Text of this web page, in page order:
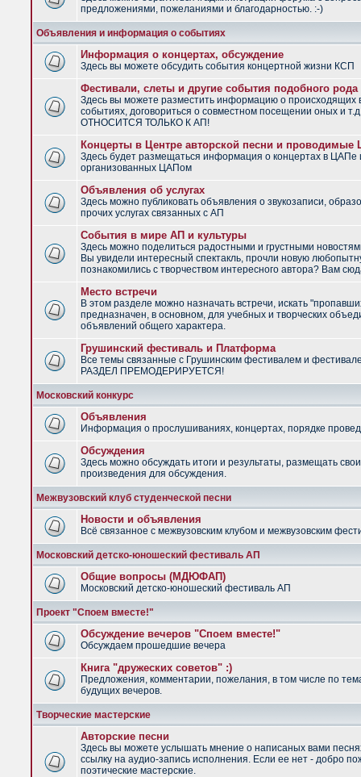
предложениями, пожеланиями и благодарностью. :-)
Объявления и информация о событиях
Информация о концертах, обсуждение
Здесь вы можете обсудить события концертной жизни КСП
Фестивали, слеты и другие события подобного рода
Здесь вы можете разместить информацию о
событиях, договориться о совместном посещении оных и
ОТНОСИТСЯ ТОЛЬКО К АП!
Концерты в Центре авторской песни и
Здесь будет размещаться информация о концертах в ЦАПе
организованных ЦАПом
Объявления об услугах
Здесь можно публиковать объявления о звукозаписи,
прочих услугах связанных с АП
События в мире АП и культуры
Здесь можно поделиться радостными и грустными
Вы увидели интересный спектакль, прочли новую
познакомились с творчеством интересного автора? Вам
Место встречи
В этом разделе можно назначать встречи, искать
предназначен, в основном, для учебных и творческих
объявлений общего характера.
Грушинский фестиваль и Платформа
Все темы связанные с Грушинским фестивалем и
РАЗДЕЛ ПРЕМОДЕРИРУЕТСЯ!
Московский конкурс
Объявления
Информация о прослушиваниях, концертах, порядке
Обсуждения
Здесь можно обсуждать итоги и результаты, размещать
произведения для обсуждения.
Межвузовский клуб студенческой песни
Новости и объявления
Всё связанное с межвузовским клубом и межвузовским
Московский детско-юношеский фестиваль АП
Общие вопросы (МДЮФАП)
Московский детско-юношеский фестиваль АП
Проект "Споем вместе!"
Обсуждение вечеров "Споем вместе!"
Обсуждаем прошедшие вечера
Книга "дружеских советов" :)
Предложения, комментарии, пожелания, в том числе по
будущих вечеров.
Творческие мастерские
Авторские песни
Здесь вы можете услышать мнение о написаных вами
ссылку на аудио-запись исполнения. Если ее нет - добро
поэтические мастерские.